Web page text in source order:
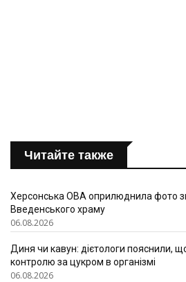
Читайте также
Херсонська ОВА оприлюднила фото
Введенського храму
06.08.2026
Диня чи кавун: дієтологи пояснили,
контролю за цукром в організмі
06.08.2026